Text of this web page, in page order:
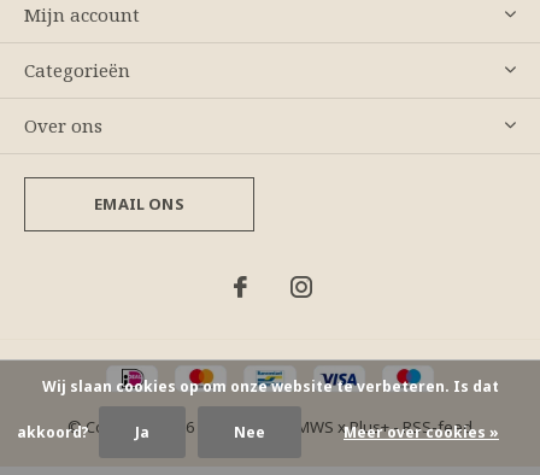
Mijn account
Categorieën
Over ons
EMAIL ONS
© Copyright 2026 - Theme By DMWS xPlus+-RSS-feed
Wij slaan cookies op om onze website te verbeteren. Is dat
akkoord? Ja Nee Meer over cookies »